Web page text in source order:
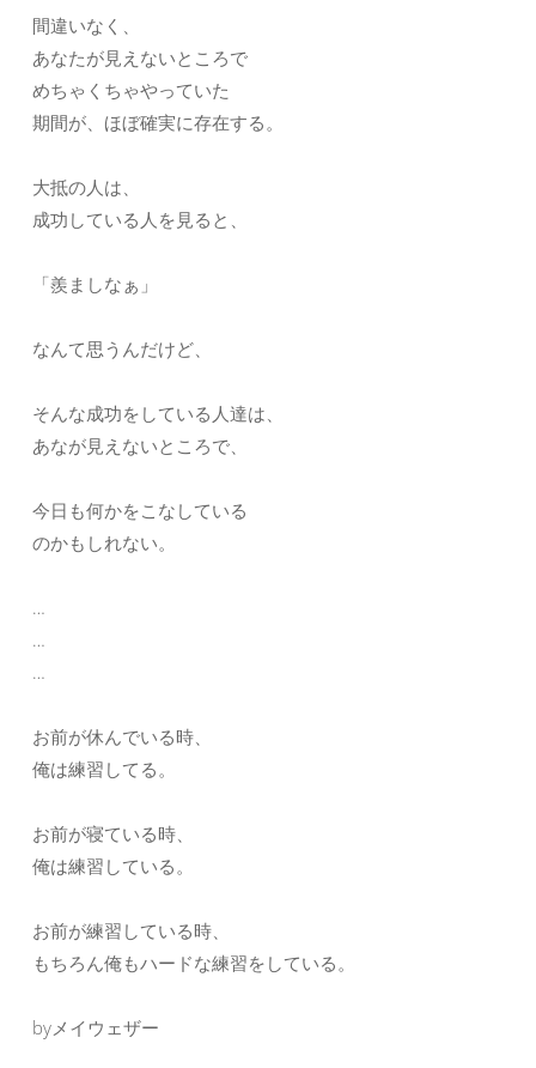
間違いなく、
あなたが見えないところで
めちゃくちゃやっていた
期間が、ほぼ確実に存在する。
大抵の人は、
成功している人を見ると、
「羨ましなぁ」
なんて思うんだけど、
そんな成功をしている人達は、
あなが見えないところで、
今日も何かをこなしている
のかもしれない。
…
…
…
お前が休んでいる時、
俺は練習してる。
お前が寝ている時、
俺は練習している。
お前が練習している時、
もちろん俺もハードな練習をしている。
byメイウェザー